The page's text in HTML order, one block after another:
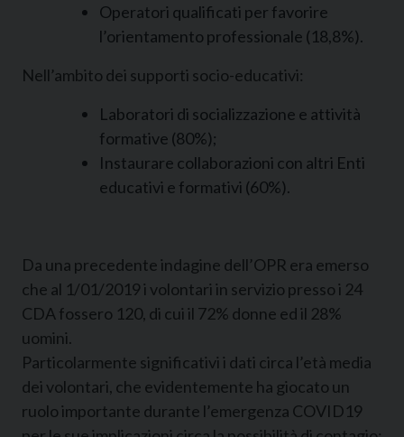
Operatori qualificati per favorire
l’orientamento professionale (18,8%).
Nell’ambito dei supporti socio-educativi:
Laboratori di socializzazione e attività
formative (80%);
Instaurare collaborazioni con altri Enti
educativi e formativi (60%).
Da una precedente indagine dell’OPR era emerso
che al 1/01/2019 i volontari in servizio presso i 24
CDA fossero 120, di cui il 72% donne ed il 28%
uomini.
Particolarmente significativi i dati circa l’età media
dei volontari, che evidentemente ha giocato un
ruolo importante durante l’emergenza COVID19